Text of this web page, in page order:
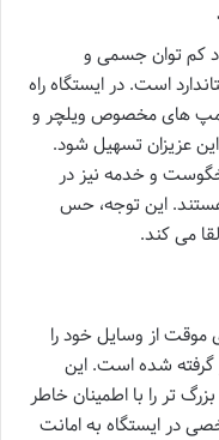
کم توان جسمی و
است. در ایستگاه راه
رمپ های مخصوص ویلچر و
عزیزان تسهیل شود.
و خدمه نیز در
این توجه، حس
می کند.
موقت از وسایل خود را
گرفته شده است. این
تر را با اطمینان خاطر
در ایستگاه به امانت